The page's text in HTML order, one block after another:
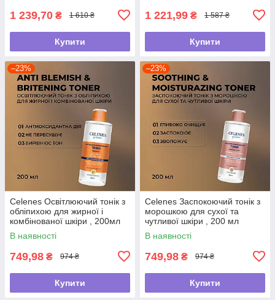
1 239,70 ₴ 1 610 ₴
Купити
1 221,99 ₴ 1 587 ₴
Купити
–23%
Celenes Освітлюючий тонік з
обліпихою для жирної і
комбінованої шкіри , 200мл
В наявності
749,98 ₴ 974 ₴
Купити
–23%
Celenes Заспокоючий тонік з
морошкою для сухої та
чутливої шкіри , 200 мл
В наявності
749,98 ₴ 974 ₴
Купити